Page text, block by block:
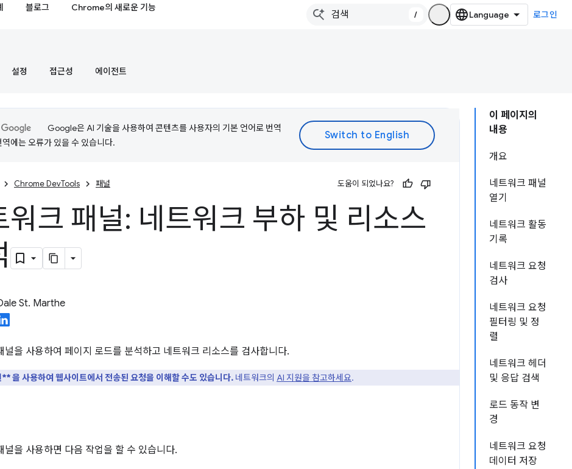
블로그 Chrome의 새로운 기능
/ 로그인
설정 접근성 에이전트
이 페이지의
내용
개요
네트워크 패널
열기
네트워크 활동
기록
네트워크 요청
검사
네트워크 요청
필터링 및 정
렬
네트워크 헤더
및 응답 검색
로드 동작 변
경
네트워크 요청
데이터 저장
Google은 AI 기술을 사용하여 콘텐츠를 사용자의 기본 언어로 번역
에는 오류가 있을 수 있습니다.
Chrome DevTools 패널 도움이 되었나요?
워크 패널: 네트워크 부하 및 리소스
St. Marthe
널을 사용하여 페이지 로드를 분석하고 네트워크 리소스를 검사합니다.
을 사용하여 웹사이트에서 전송된 요청을 이해할 수도 있습니다. 네트워크의 AI 지원을 참고하세요.
널을 사용하면 다음 작업을 할 수 있습니다.